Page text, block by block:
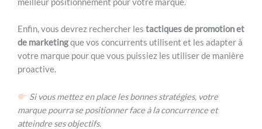
meilleur positionnement pour votre marque.
Enfin, vous devrez rechercher les tactiques de promotion et
de marketingque vos concurrents utilisent et les adapter à
votre marque pour que vous puissiez les utiliser de manière
proactive.
Si vous mettez en place les bonnes stratégies, votre
marque pourra se positionner face à la concurrence et
atteindre ses objectifs.